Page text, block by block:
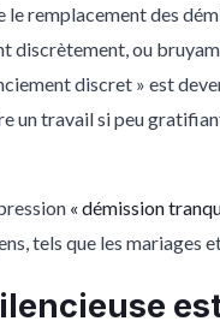
remplacement des
discrètement, ou
discret » est
un travail si peu
« démission
tels que les mariages